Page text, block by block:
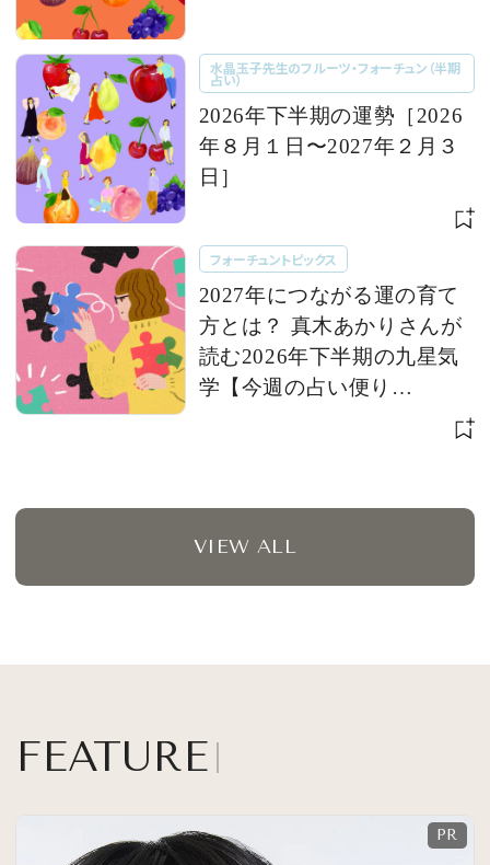
水晶玉子先生のフルーツ・フォーチュン（半期
占い）
2026年下半期の運勢［2026
年８月１日〜2027年２月３
日］
フォーチュントピックス
2027年につながる運の育て
方とは？ 真木あかりさんが
読む2026年下半期の九星気
学【今週の占い便り
VIEW ALL
FEATURE